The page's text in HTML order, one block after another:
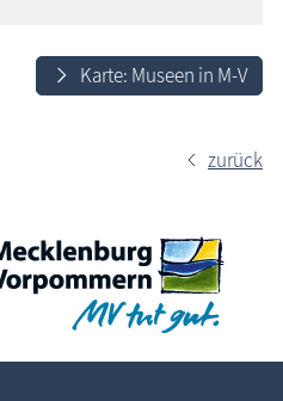
Karte: Museen in M-V
zurück